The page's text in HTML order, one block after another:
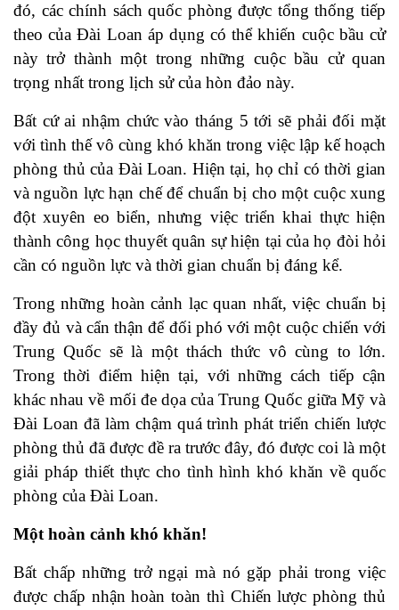
đó, các chính sách quốc phòng được tổng thống tiếp
theo của Đài Loan áp dụng có thể khiến cuộc bầu cử
này trở thành một trong những cuộc bầu cử quan
trọng nhất trong lịch sử của hòn đảo này.
Bất cứ ai nhậm chức vào tháng 5 tới sẽ phải đối mặt
với tình thế vô cùng khó khăn trong việc lập kế hoạch
phòng thủ của Đài Loan. Hiện tại, họ chỉ có thời gian
và nguồn lực hạn chế để chuẩn bị cho một cuộc xung
đột xuyên eo biển, nhưng việc triển khai thực hiện
thành công học thuyết quân sự hiện tại của họ đòi hỏi
cần có nguồn lực và thời gian chuẩn bị đáng kể.
Trong những hoàn cảnh lạc quan nhất, việc chuẩn bị
đầy đủ và cẩn thận để đối phó với một cuộc chiến với
Trung Quốc sẽ là một thách thức vô cùng to lớn.
Trong thời điểm hiện tại, với những cách tiếp cận
khác nhau về mối đe dọa của Trung Quốc giữa Mỹ và
Đài Loan đã làm chậm quá trình phát triển chiến lược
phòng thủ đã được đề ra trước đây, đó được coi là một
giải pháp thiết thực cho tình hình khó khăn về quốc
phòng của Đài Loan.
Một hoàn cảnh khó khăn!
Bất chấp những trở ngại mà nó gặp phải trong việc
được chấp nhận hoàn toàn thì Chiến lược phòng thủ